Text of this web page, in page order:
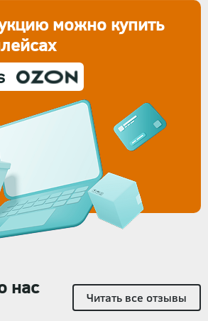
можно купить
нас
Читать все отзывы